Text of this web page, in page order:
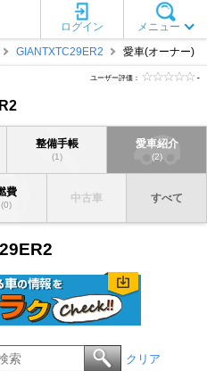
メニュー
ログイン
GIANTXTC29ER2 愛車(オーナー)
ユーザー評価： -
整備手帳
(1)
愛車紹介
(2)
費
(0)
中古車 すべて
クリア